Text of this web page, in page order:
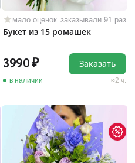
мало оценок заказывали 91 раз
Букет из 15 ромашек
3990
в наличии 2 ч.
Заказать